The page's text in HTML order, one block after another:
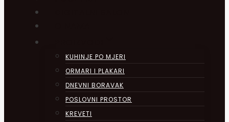
KUHINJE PO MJERI
ORMARI I PLAKARI
DNEVNI BORAVAK
POSLOVNI PROSTOR
KREVETI